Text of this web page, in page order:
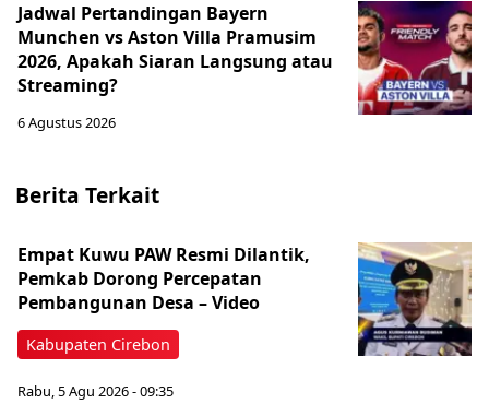
Jadwal Pertandingan Bayern
Munchen vs Aston Villa Pramusim
2026, Apakah Siaran Langsung atau
Streaming?
6 Agustus 2026
Berita Terkait
Kabupaten Cirebon
Empat Kuwu PAW Resmi Dilantik,
Pemkab Dorong Percepatan
Pembangunan Desa – Video
Rabu, 5 Agu 2026 - 09:35